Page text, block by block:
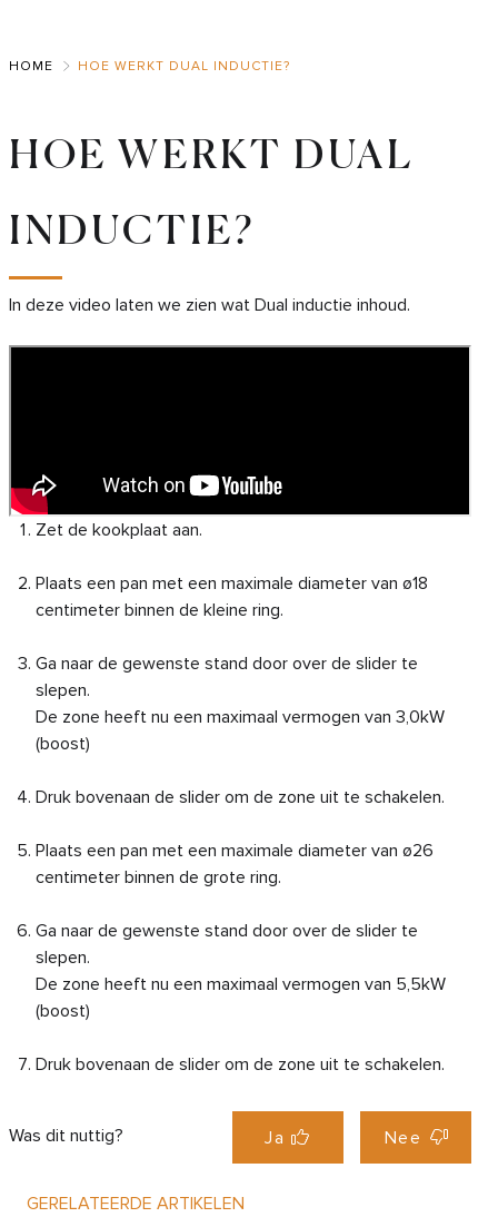
Main
HOME HOE WERKT DUAL INDUCTIE?
HOE WERKT DUAL
INDUCTIE?
In deze video laten we zien wat Dual inductie inhoud.
Zet de kookplaat aan.
Plaats een pan met een maximale diameter van ø18
centimeter binnen de kleine ring.
Ga naar de gewenste stand door over de slider te
slepen.
De zone heeft nu een maximaal vermogen van 3,0kW
(boost)
Druk bovenaan de slider om de zone uit te schakelen.
Plaats een pan met een maximale diameter van ø26
centimeter binnen de grote ring.
Ga naar de gewenste stand door over de slider te
slepen.
De zone heeft nu een maximaal vermogen van 5,5kW
(boost)
Druk bovenaan de slider om de zone uit te schakelen.
Was dit nuttig? Ja Nee
GERELATEERDE ARTIKELEN